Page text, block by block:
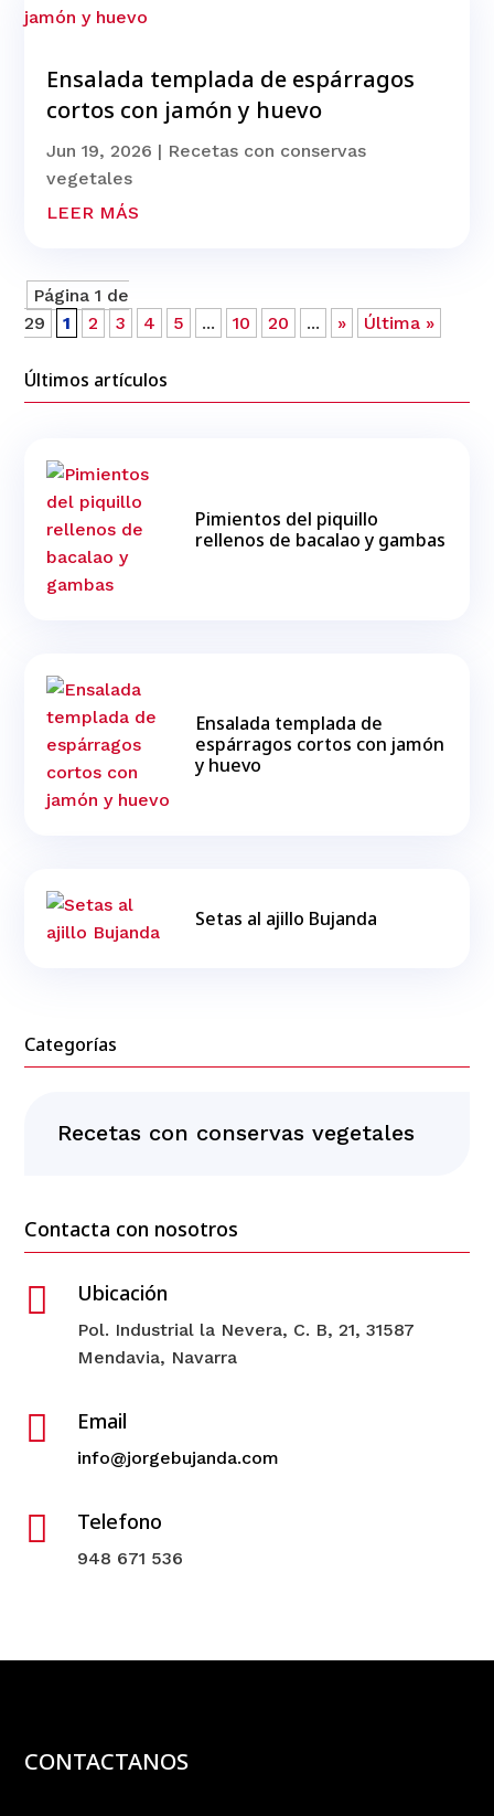
Ensalada templada de espárragos
cortos con jamón y huevo
Jun 19, 2026 | Recetas con conservas
vegetales
LEER MÁS
Página 1 de
29
1 2 3 4 5 ... 10 20 ... » Última »
Últimos artículos
Pimientos del piquillo
rellenos de bacalao y gambas
Ensalada templada de
espárragos cortos con jamón
y huevo
Setas al ajillo Bujanda
Categorías
Recetas con conservas vegetales
Contacta con nosotros
 Ubicación
Pol. Industrial la Nevera, C. B, 21, 31587
Mendavia, Navarra
 Email
info@jorgebujanda.com
 Telefono
948 671 536
CONTACTANOS